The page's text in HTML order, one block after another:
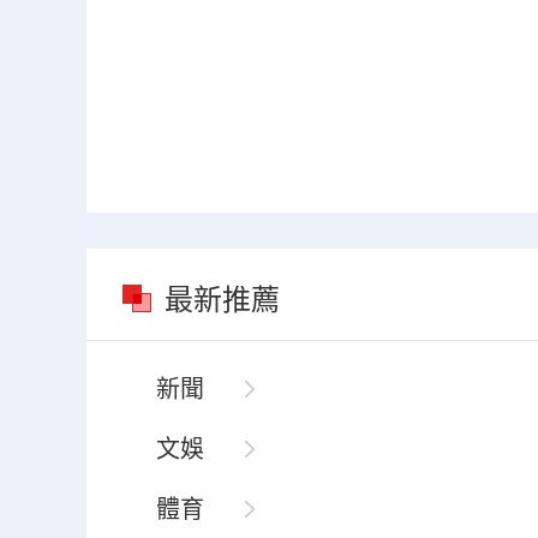
最新推薦
新聞
文娛
體育